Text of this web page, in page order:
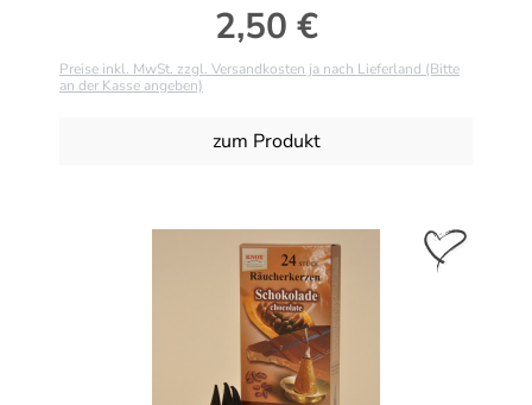
Regulärer Preis:
2,50 €
Preise inkl. MwSt. zzgl. Versandkosten ja nach Lieferland (Bitte
an der Kasse angeben)
zum Produkt